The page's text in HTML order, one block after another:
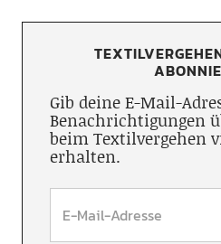
Gib deine E-Mail-
Benachrichtigungen
beim Textilvergehen
erhalten.